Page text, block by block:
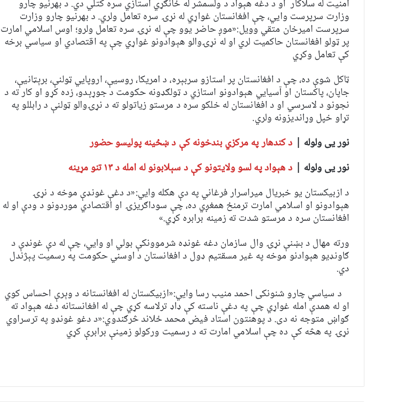
امنیت له سلاکار او د دغه هېواد د ولسمشر له ځانګړي استازي سره کتلي دي. د بهرنیو چارو
وزارت سرپرست وایي، چې افغانستان غواړي له نړۍ سره تعامل ولري. د بهرنیو چارو وزارت
سرپرست امیرخان متقي وویل:«موږ حاضر یوو چې له نړۍ سره تعامل ولرو؛ اوس اسلامي امارت
پر ټولو افغانستان حاکمیت لري او له نړۍوالو هېوادونو غواړي چې په اقتصادي او سیاسي برخه
کې تعامل وکړي
ټاکل شوې ده، چې د افغانستان پر استازو سربېره، د امریکا، روسیې، اروپایي ټولنې، برېټانیې،
جاپان، پاکستان او آسیایي هېوادونو استازي د ټولګډونه حکومت د جوړېدو، زده کړو او کار ته د
نجونو د لاسرسي او د افغانستان له خلکو سره د مرستو زیاتولو ته د نړۍوالو ټولنې د رابللو په
تړاو خپل وړاندیزونه ولري.
نور یی ولوله | د کندهار په مرکزي بندخونه کې د ښځینه پولیسو حضور
نور یی ولوله | د هېواد په لسو ولایتونو کې د سېلابونو له امله د ۱۳ تنو مړینه
د ازبیکستان یو خبریال میراسرار فرغاني په دې هکله وايي:«د دغې غونډې موخه د نړۍ
هېوادونو او اسلامي امارت ترمنځ همغږي ده، چې سوداګریزۍ او اقتصادي موردونو د ودې او له
افغانستان سره د مرستو شدت ته زمینه برابره کړي.»
ورته مهال د بښنې نړۍ وال سازمان دغه غونډه شرموونکې بولي او وایي، چې له دې غونډې د
ګاونډیو هېوادنو موخه په غیر مسقتیم ډول د افغانستان د اوسني حکومت په رسمیت پېژندل
دي.
د سیاسي چارو شنونکی احمد منیب رسا وايي:«ازبیکستان له افغانستانه د وېرې احساس کوي
او له همدې امله غواړي چې په دغې ناسته کې ډاډ ترلاسه کړي چې له افغانستانه دغه هېواد ته
ګواښ متوجه نه دی. د پوهنتون استاد فیض محمد ځلاند څرګندوي:«د دغو غونډو په ترسراوي
نړۍ په هڅه کې ده چې اسلامي امارت ته د رسمیت ورکولو زمینې برابرې کړي